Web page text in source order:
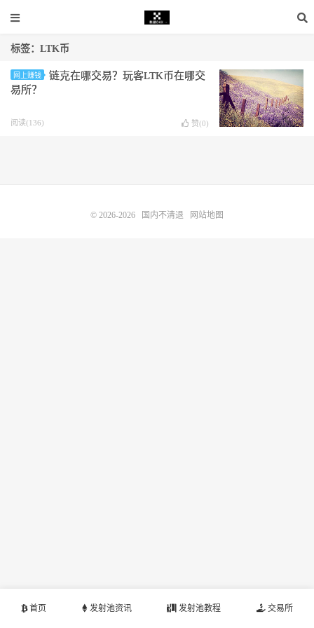
标签：LTK币
网上赚钱
链克在哪交易？玩客LTK币在哪交
易所？
阅读(136) 赞(0)
首页 发射池资讯 发射池教程 交易所
© 2026-2026 国内不清退 网站地图